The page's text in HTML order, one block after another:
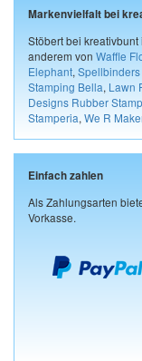
Markenvielfalt bei
Stöbert bei
anderem von Waffle
Elephant,
Stamping Bella, Lawn
Designs Rubber
Stamperia, We R
Einfach zahlen
Als Zahlungsarten
Vorkasse.